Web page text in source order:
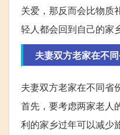
关爱，那反而会比物质
轻人都会回到自己的家
夫妻双方老家在不
夫妻双方老家在不同省
首先，要考虑两家老人
利的家乡过年可以减少